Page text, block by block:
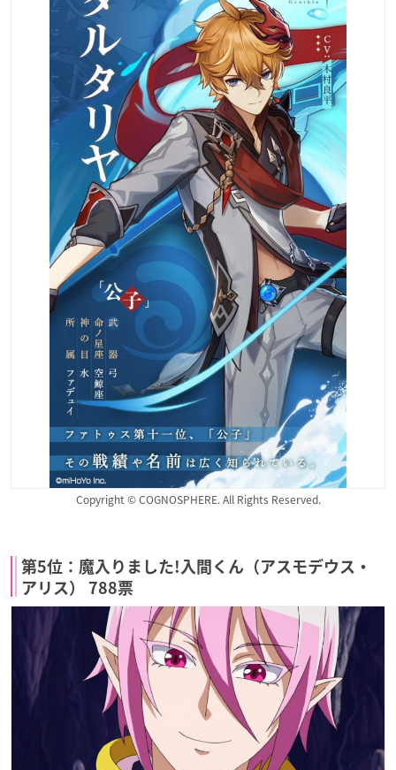
Copyright © COGNOSPHERE. All Rights Reserved.
第5位：魔入りました!入間くん（アスモデウス・
アリス） 788票